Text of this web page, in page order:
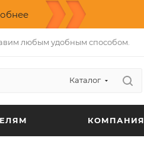
любым удобным способом.
Каталог
КОМПАНИЯ